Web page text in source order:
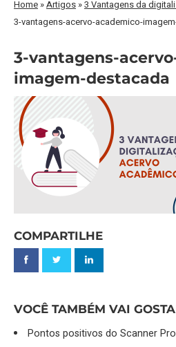
Home »Artigos »3 Vantagens da
3-vantagens-acervo-academico-
3-vantagens-
imagem-destacada
COMPARTILHE
VOCÊ TAMBÉM VAI
Pontos positivos do Scanner